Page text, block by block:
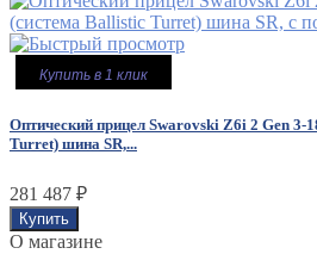
Купить в 1 клик
Оптический прицел Swarovski Z6i 2 Gen 3-
Turret) шина SR,...
281 487 ₽
O магазине